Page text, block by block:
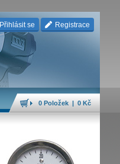
Přihlásit se Registrace
0 Položek | 0 Kč